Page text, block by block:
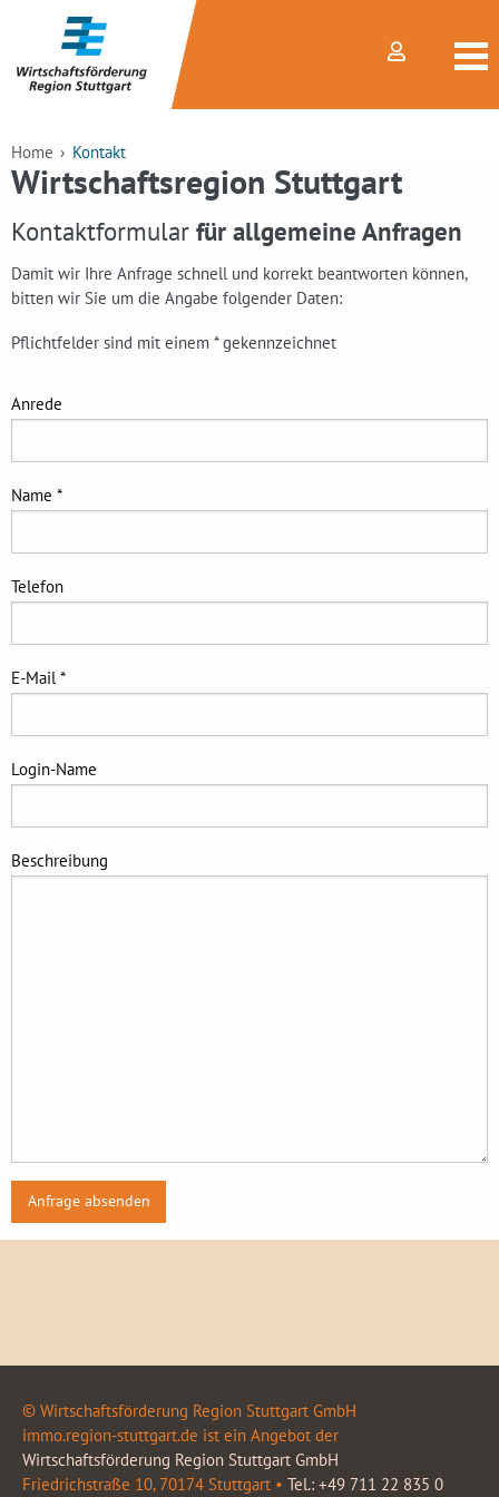
Home Kontakt
Wirtschaftsregion Stuttgart
Kontaktformular für allgemeine Anfragen
Damit wir Ihre Anfrage schnell und korrekt beantworten können,
bitten wir Sie um die Angabe folgender Daten:
Pflichtfelder sind mit einem * gekennzeichnet
Anrede
Name *
Telefon
E-Mail *
Login-Name
Beschreibung
© Wirtschaftsförderung Region Stuttgart GmbH
immo.region-stuttgart.de ist ein Angebot der
Wirtschaftsförderung Region Stuttgart GmbH
Friedrichstraße 10, 70174 Stuttgart • Tel.: +49 711 22 835 0